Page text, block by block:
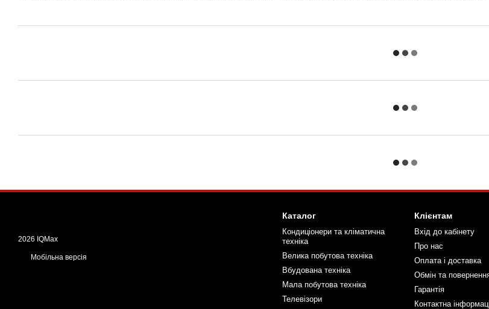
2026 IQMax
Мобільна версія
Каталог
Кондиціонери та кліматична
техніка
Велика побутова техніка
Вбудована техніка
Мала побутова техніка
Телевізори
Клієнтам
Вхід до кабінету
Про нас
Оплата і доставка
Обмін та
Гарантія
Контактна